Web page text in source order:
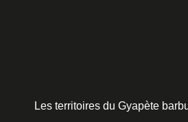
Les territoires du Gyapète